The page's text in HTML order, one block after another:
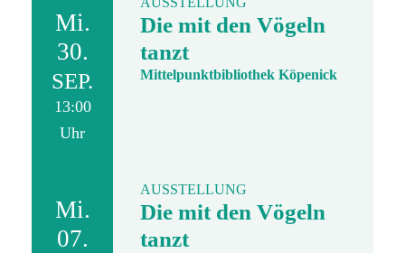
Mi.
30.
SEP.
13:00
Uhr
Die mit den Vögeln
tanzt
Mittelpunktbibliothek Köpenick
Mi.
07.
AUSSTELLUNG
Die mit den Vögeln
tanzt